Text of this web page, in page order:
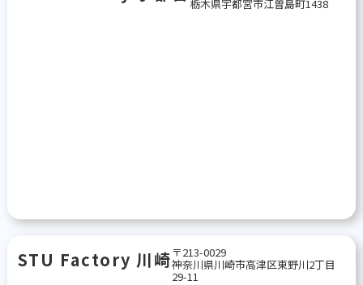
栃木県宇都宮市江曽島町1438
STU Factory 川崎 〒213-0029
神奈川県川崎市高津区東野川2丁目
29-11